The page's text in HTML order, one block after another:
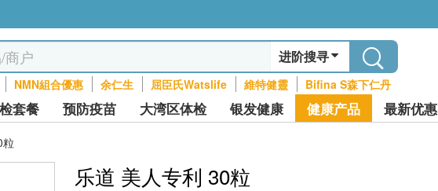
进阶搜寻
NMN組合優惠 余仁生 屈臣氏Watslife 維特健靈 Bifina S森下仁丹
套餐 预防疫苗 大湾区体检 银发健康 健康产品 最新优惠
粒
乐道 美人专利 30粒